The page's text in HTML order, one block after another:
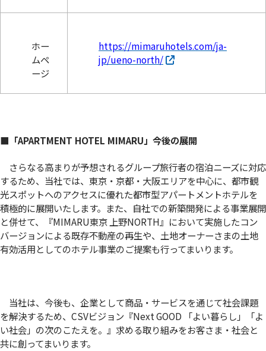
ホー
ムペ
ージ
https://mimaruhotels.com/ja-
jp/ueno-north/
■「APARTMENT HOTEL MIMARU」今後の展開
さらなる高まりが予想されるグループ旅行者の宿泊ニーズに対応
するため、当社では、東京・京都・大阪エリアを中心に、都市観
光スポットへのアクセスに優れた都市型アパートメントホテルを
積極的に展開いたします。また、自社での新築開発による事業展開
と併せて、『MIMARU東京 上野NORTH』において実施したコン
バージョンによる既存不動産の再生や、土地オーナーさまの土地
有効活用としてのホテル事業のご提案も行ってまいります。
当社は、今後も、企業として商品・サービスを通じて社会課題
を解決するため、CSVビジョン『Next GOOD 「よい暮らし」「よ
い社会」の次のこたえを。』求める取り組みをお客さま・社会と
共に創ってまいります。